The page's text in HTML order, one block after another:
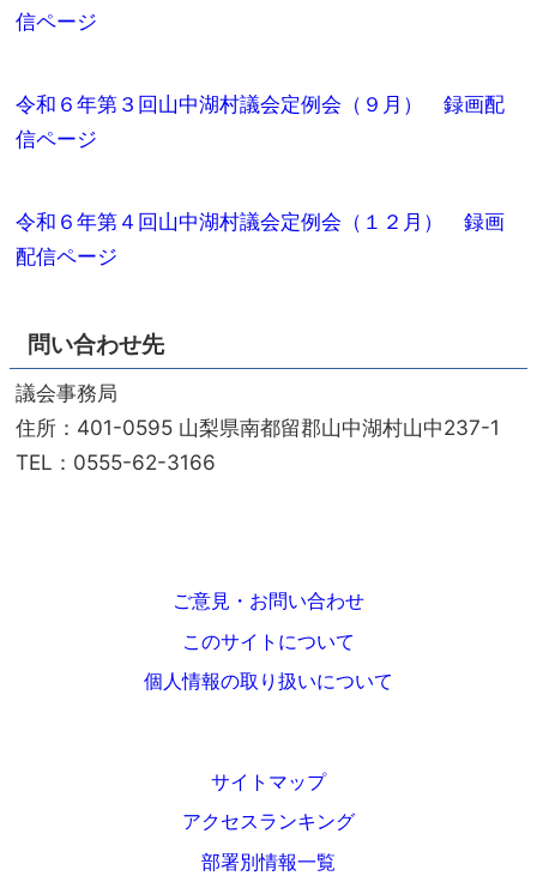
信ページ
令和６年第３回山中湖村議会定例会（９月） 録画配
信ページ
令和６年第４回山中湖村議会定例会（１２月） 録画
配信ページ
問い合わせ先
議会事務局
住所：401-0595 山梨県南都留郡山中湖村山中237-1
TEL：0555-62-3166
ご意見・お問い合わせ
このサイトについて
個人情報の取り扱いについて
サイトマップ
アクセスランキング
部署別情報一覧